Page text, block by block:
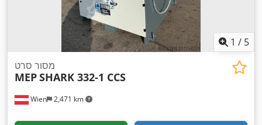
1 / 5
Wien 2,471 km
מסור סרט
MEPSHARK 332-1 CCS